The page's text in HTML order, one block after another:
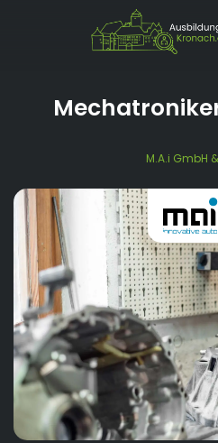
M.A.i GmbH